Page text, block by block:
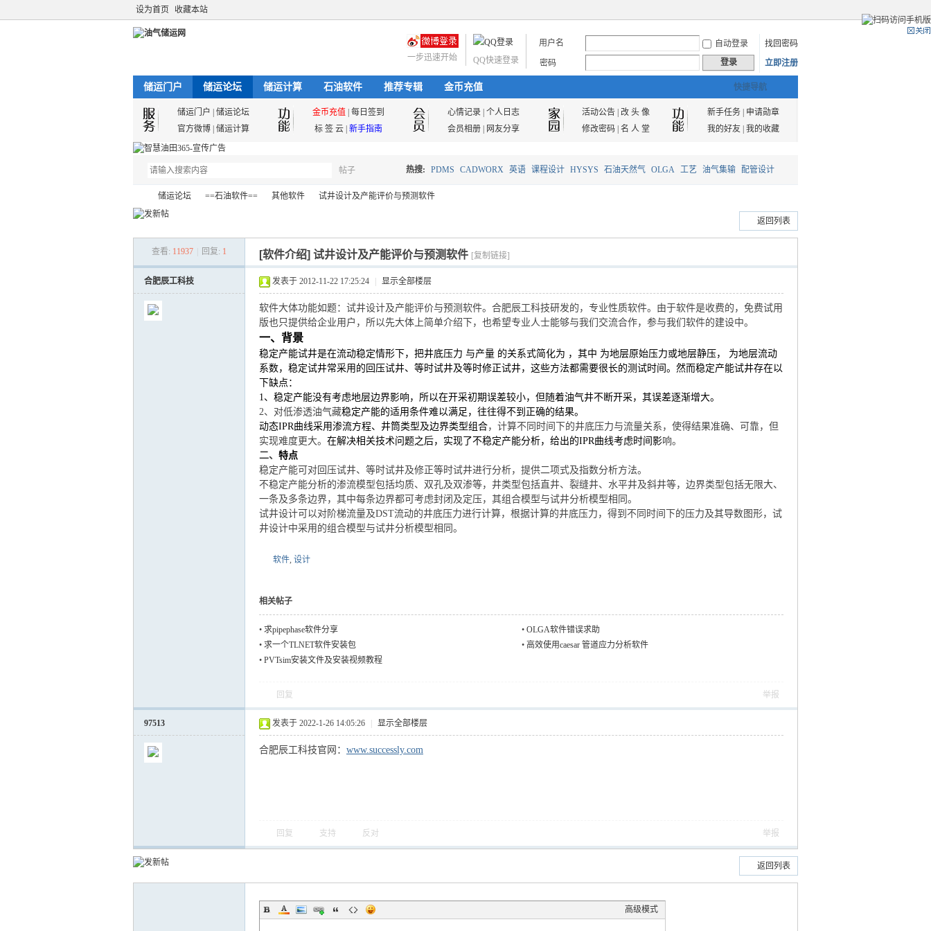
设为首页 收藏本站
用户名 自动登录
找回密码
密码
登录 立即注册
QQ快速登录
一步迅速开始
快捷导航
储运门户 储运论坛 储运计算 石油软件 推荐专辑 金币充值
储运门户 储运论坛 金币充值 每日签到 心情记录 个人日志 活动公告| 改 头 像 新手任务|
申请勋章
官方微博 储运计算 标 签 云 新手指南 会员相册 网友分享 修改密码| 名 人 堂 我的好友| 我的收藏
帖子
搜
索
热搜: PDMS CADWORX 英语 课程设计 HYSYS 石油天然气 OLGA 工艺 油气集输 配管设计
油气储运
储运论坛
›
==石油软件== 其他软件
›
试井设计及产能评价与预测软件
返回列表
查看: 11937 回复: 1 [软件介绍] 试井设计及产能评价与预测软件 [复制链接]
合肥辰工科技 发表于 2012-11-22 17:25:24 显示全部楼层
软件大体功能如题：试井设计及产能评价与预测软件。合肥辰工科技研发的，专业性质软件。由于软件是收费的，免费试用
版也只提供给企业用户，所以先大体上简单介绍下，也希望专业人士能够与我们交流合作，参与我们软件的建设中。
一、背景
稳定产能试井是在流动稳定情形下，把井底压力 与产量 的关系式简化为 ，其中 为地层原始压力或地层静压， 为地层流动
系数，稳定试井常采用的回压试井、等时试井及等时修正试井，这些方法都需要很长的测试时间。然而稳定产能试井存在以
下缺点：
1、稳定产能没有考虑地层边界影响，所以在开采初期误差较小，但随着油气井不断开采，其误差逐渐增大。
2、对低渗透油气藏稳定产能的适用条件难以满足，往往得不到正确的结果。
动态IPR曲线采用渗流方程、井筒类型及边界类型组合，计算不同时间下的井底压力与流量关系，使得结果准确、可靠，但
实现难度更大。 在解决相关技术问题之后，实现了不稳定产能分析，给出的IPR曲线考虑时间影响。
二、 特点
稳定产能可对回压试井、等时试井及修正等时试井进行分析，提供二项式及指数分析方法。
不稳定产能分析的渗流模型包括均质、双孔及双渗等，井类型包括直井、裂缝井、水平井及斜井等，边界类型包括无限大、
一条及多条边界，其中每条边界都可考虑封闭及定压，其组合模型与试井分析模型相同。
试井设计可以对阶梯流量及DST流动的井底压力进行计算，根据计算的井底压力，得到不同时间下的压力及其导数图形，试
井设计中采用的组合模型与试井分析模型相同。
软件, 设计
相关帖子
• 求pipephase软件分享 • OLGA软件错误求助
• 求一个TLNET软件安装包 • 高效使用caesar 管道应力分析软件
• PVTsim安装文件及安装视频教程
回复 举报
97513 发表于 2022-1-26 14:05:26 显示全部楼层
合肥辰工科技官网： www.successly.com
回复 支持 反对 举报
返回列表
高级模式